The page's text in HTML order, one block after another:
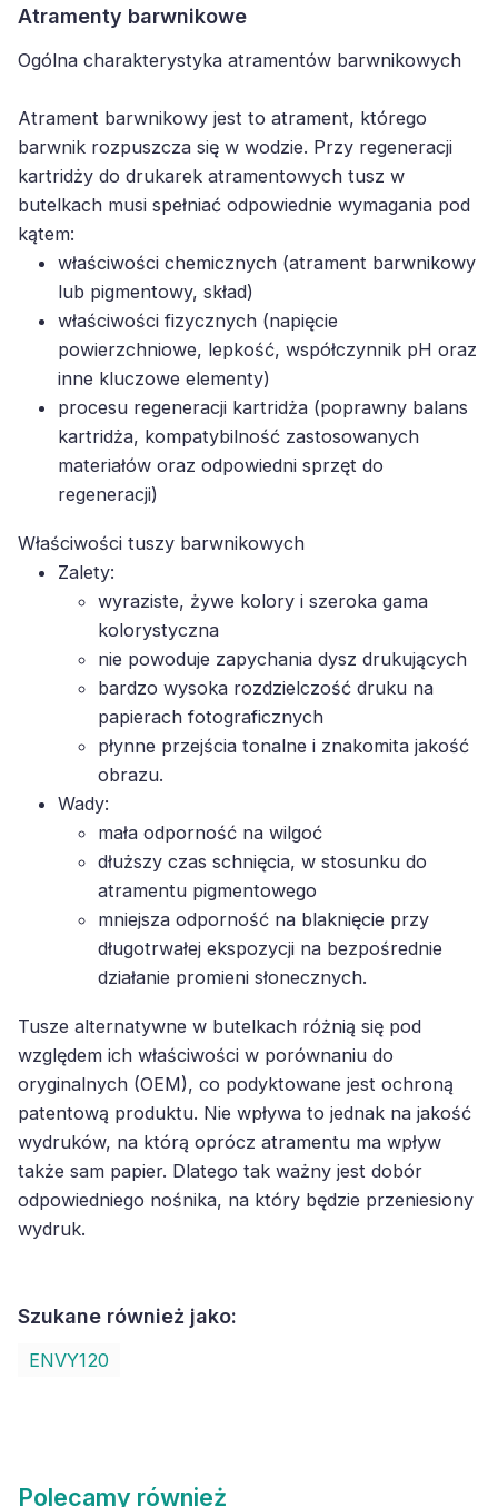
Atramenty barwnikowe
Ogólna charakterystyka atramentów barwnikowych
Atrament barwnikowy jest to atrament, którego
barwnik rozpuszcza się w wodzie. Przy regeneracji
kartridży do drukarek atramentowych tusz w
butelkach musi spełniać odpowiednie wymagania pod
kątem:
właściwości chemicznych (atrament barwnikowy
lub pigmentowy, skład)
właściwości fizycznych (napięcie
powierzchniowe, lepkość, współczynnik pH oraz
inne kluczowe elementy)
procesu regeneracji kartridża (poprawny balans
kartridża, kompatybilność zastosowanych
materiałów oraz odpowiedni sprzęt do
regeneracji)
Właściwości tuszy barwnikowych
Zalety:
wyraziste, żywe kolory i szeroka gama
kolorystyczna
nie powoduje zapychania dysz drukujących
bardzo wysoka rozdzielczość druku na
papierach fotograficznych
płynne przejścia tonalne i znakomita jakość
obrazu.
Wady:
mała odporność na wilgoć
dłuższy czas schnięcia, w stosunku do
atramentu pigmentowego
mniejsza odporność na blaknięcie przy
długotrwałej ekspozycji na bezpośrednie
działanie promieni słonecznych.
Tusze alternatywne w butelkach różnią się pod
względem ich właściwości w porównaniu do
oryginalnych (OEM), co podyktowane jest ochroną
patentową produktu. Nie wpływa to jednak na jakość
wydruków, na którą oprócz atramentu ma wpływ
także sam papier. Dlatego tak ważny jest dobór
odpowiedniego nośnika, na który będzie przeniesiony
wydruk.
Szukane również jako:
ENVY120
Polecamy również